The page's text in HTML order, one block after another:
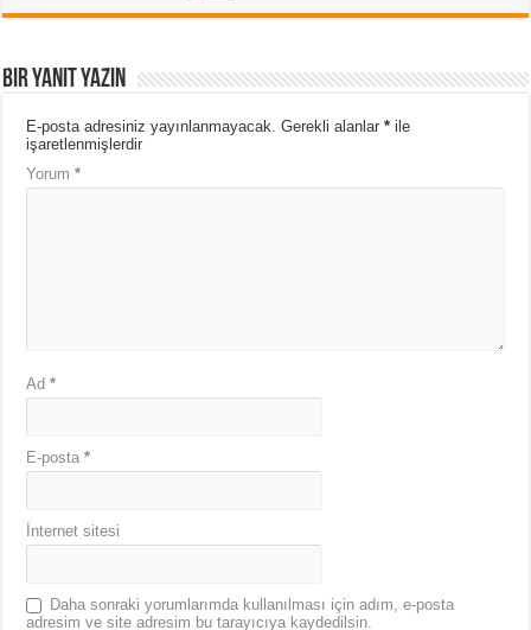
Bir yanıt yazın
E-posta adresiniz yayınlanmayacak. Gerekli alanlar* ile
işaretlenmişlerdir
Yorum*
Ad*
E-posta*
İnternet sitesi
Daha sonraki yorumlarımda kullanılması için adım, e-posta
adresim ve site adresim bu tarayıcıya kaydedilsin.